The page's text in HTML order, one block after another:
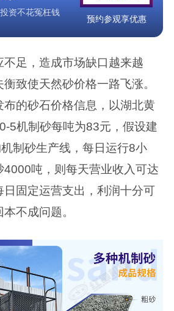
预约参观享优惠
资不花冤枉钱
足，造成市场缺口越来越
致使天然砂价格一路飞涨。
的砂石价格信息，以湖北黄
5机制砂每吨为83元，假设建
制砂生产线，每日运行8小
4000吨，则 每天营业收入可达
日固定运营支出，利润十分可
不成问题。